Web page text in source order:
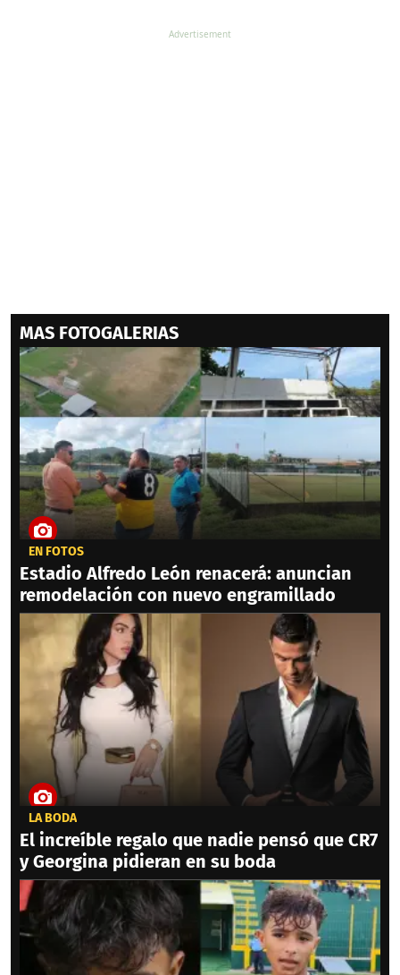
MAS FOTOGALERIAS
EN FOTOS
Estadio Alfredo León renacerá: anuncian
remodelación con nuevo engramillado
LA BODA
El increíble regalo que nadie pensó que CR7
y Georgina pidieran en su boda